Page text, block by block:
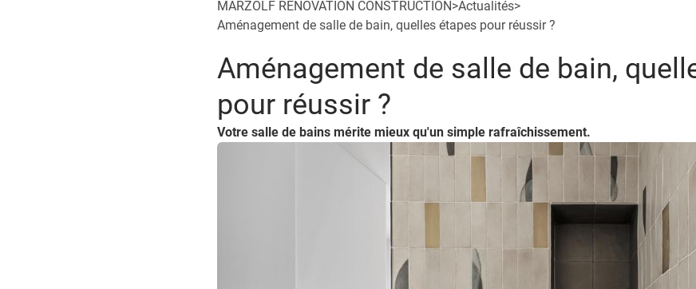
MARZOLF RENOVATION CONSTRUCTION>Actualités>
Aménagement de salle de bain, quelles étapes pour réussir ?
Aménagement de salle de bain,
pour réussir ?
Votre salle de bains mérite mieux qu'un simple rafraîchissement.